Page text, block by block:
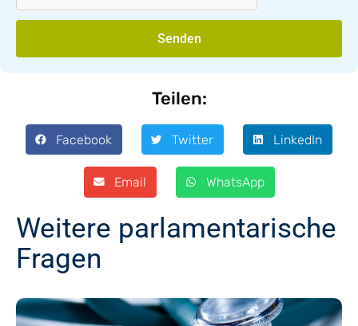
Senden
Teilen:
Facebook Twitter LinkedIn
Email WhatsApp
Weitere parlamentarische
Fragen